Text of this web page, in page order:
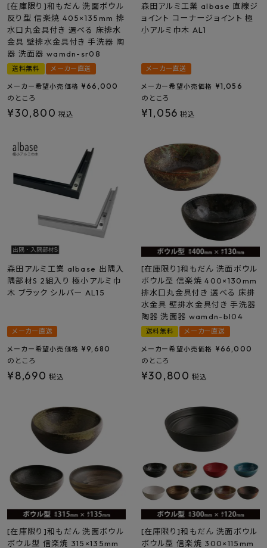
[在庫限り]和もだん 洗面ボウル
反り型 信楽焼 405×135mm 排
水口丸金具付き 選べる 床排水
金具 壁排水金具付き 手洗器 陶
器 洗面器 wamdn-sr08
送料無料 メーカー直送
メーカー希望小売価格 ¥ 66,000
のところ
¥30,800 税込
森田アルミ工業 albase 直線ジ
ョイント コーナージョイント 極
小アルミ巾木 AL1
メーカー直送
メーカー希望小売価格 ¥1,056
のところ
¥1,056 税込
森田アルミ工業 albase 出隅入
隅部材S 2組入り 極小アルミ巾
木 ブラック シルバー AL15
メーカー直送
メーカー希望小売価格 ¥9,680
のところ
¥8,690 税込
[在庫限り]和もだん 洗面ボウル
ボウル型 信楽焼 400×130mm
排水口丸金具付き 選べる 床排
水金具 壁排水金具付き 手洗器
陶器 洗面器 wamdn-bl04
送料無料 メーカー直送
メーカー希望小売価格 ¥ 66,000
のところ
¥30,800 税込
[在庫限り]和もだん 洗面ボウル
ボウル型 信楽焼 315×135mm
[在庫限り]和もだん 洗面ボウル
ボウル型 信楽焼 300×115mm